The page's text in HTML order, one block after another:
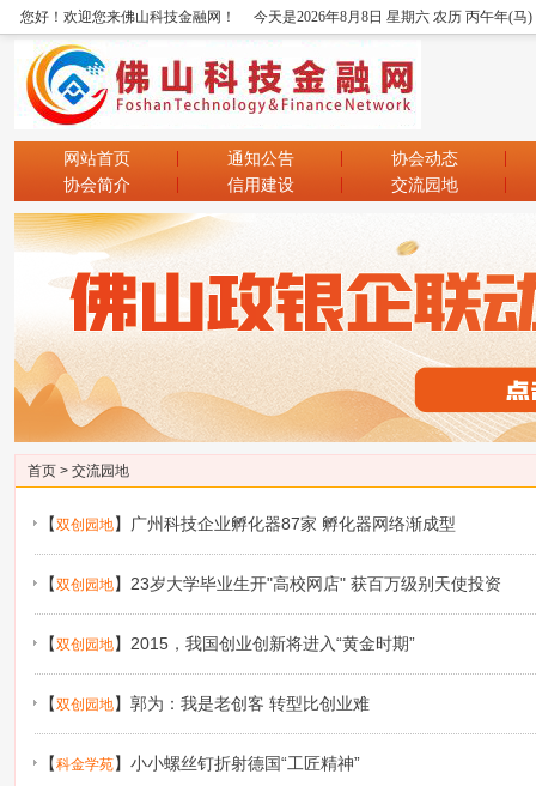
您好！欢迎您来佛山科技金融网！ 今天是2026年8月8日 星期六 农历 丙午年(马
网站首页 通知公告
协会动态
协会简介
信用建设 交流园地
首页 > 交流园地
【双创园地】 广州科技企业孵化器87家 孵化器网络渐成型
【双创园地】 23岁大学毕业生开"高校网店" 获百万级别天使投资
【双创园地】 2015，我国创业创新将进入“黄金时期”
【双创园地】 郭为：我是老创客 转型比创业难
【科金学苑】 小小螺丝钉折射德国“工匠精神”